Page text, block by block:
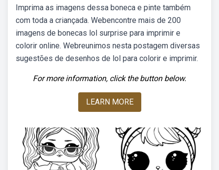
Imprima as imagens dessa boneca e pinte também
com toda a criançada. Webencontre mais de 200
imagens de bonecas lol surprise para imprimir e
colorir online. Webreunimos nesta postagem diversas
sugestões de desenhos de lol para colorir e imprimir.
For more information, click the button below.
LEARN MORE